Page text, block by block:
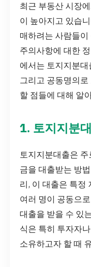
최근 부동산 시장
이 높아지고 있습
매하려는 사람들
주의사항에 대한
에서는 토지지분
그리고 공동명의
할 점들에 대해 알
1. 토지지분
토지지분대출은
금을 대출받는 방
리, 이 대출은 특정
여러 명이 공동으
대출을 받을 수 있
식은 특히 투자자
소유하고자 할 때